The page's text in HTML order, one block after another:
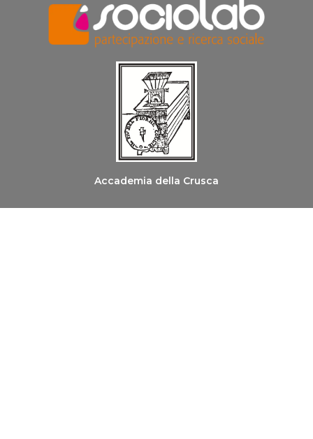
Accademia della Crusca